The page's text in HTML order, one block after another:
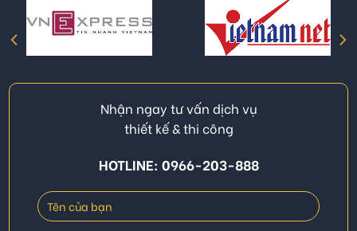
Nhận ngay tư vấn dịch vụ
thiết kế & thi công
HOTLINE: 0966-203-888